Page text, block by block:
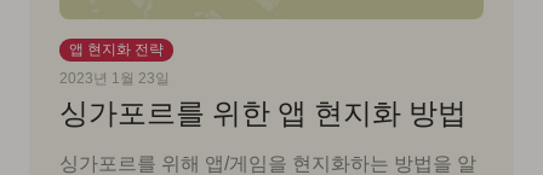
앱 현지화 전략
2023년 1월 23일
싱가포르를 위한 앱 현지화 방법
싱가포르를 위해 앱/게임을 현지화하는 방법을 알